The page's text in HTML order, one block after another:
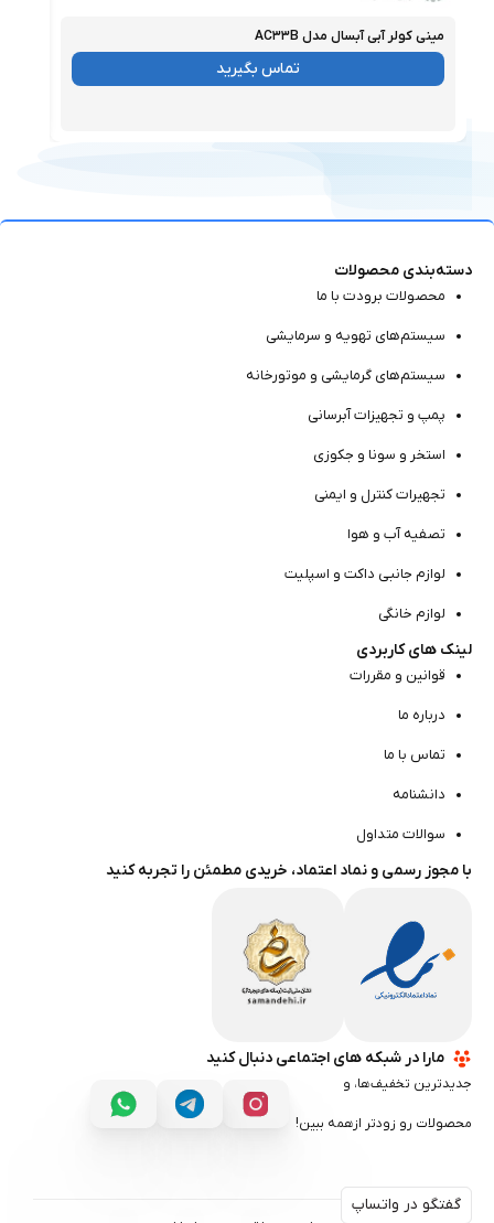
مینی کولر آبی آبسال مدل AC۳۳B
موجود
تماس بگیرید
دسته‌بندی محصولات
محصولات برودت با ما
سیستم‌های تهویه و سرمایشی
سیستم‌های گرمایشی و موتور‌خانه
پمپ و تجهیزات آبرسانی
استخر و سونا و جکوزی
تجهیرات کنترل و ایمنی
تصفیه آب و هوا
لوازم جانبی داکت و اسپلیت
لوازم خانگی
لینک های کاربردی
قوانین و مقررات
درباره ما
تماس با ما
دانشنامه
سوالات متداول
با مجوز رسمی و نماد اعتماد، خریدی مطمئن را تجربه کنید
مارا در شبکه های اجتماعی دنبال کنید
جدیدترین تخفیف‌ها، و
محصولات رو زودتر ازهمه ببین!
گفتگو در واتساپ
گفتگو در واتساپ